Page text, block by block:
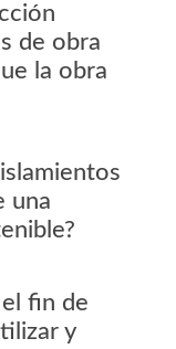
de obra
la obra
una
fin de
y